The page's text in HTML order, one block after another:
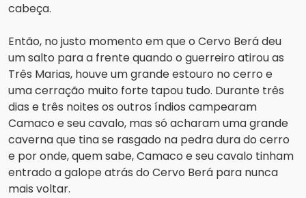
cabeça.
Então, no justo momento em que o Cervo Berá deu
um salto para a frente quando o guerreiro atirou as
Três Marias, houve um grande estouro no cerro e
uma cerração muito forte tapou tudo. Durante três
dias e três noites os outros índios campearam
Camaco e seu cavalo, mas só acharam uma grande
caverna que tina se rasgado na pedra dura do cerro
e por onde, quem sabe, Camaco e seu cavalo tinham
entrado a galope atrás do Cervo Berá para nunca
mais voltar.